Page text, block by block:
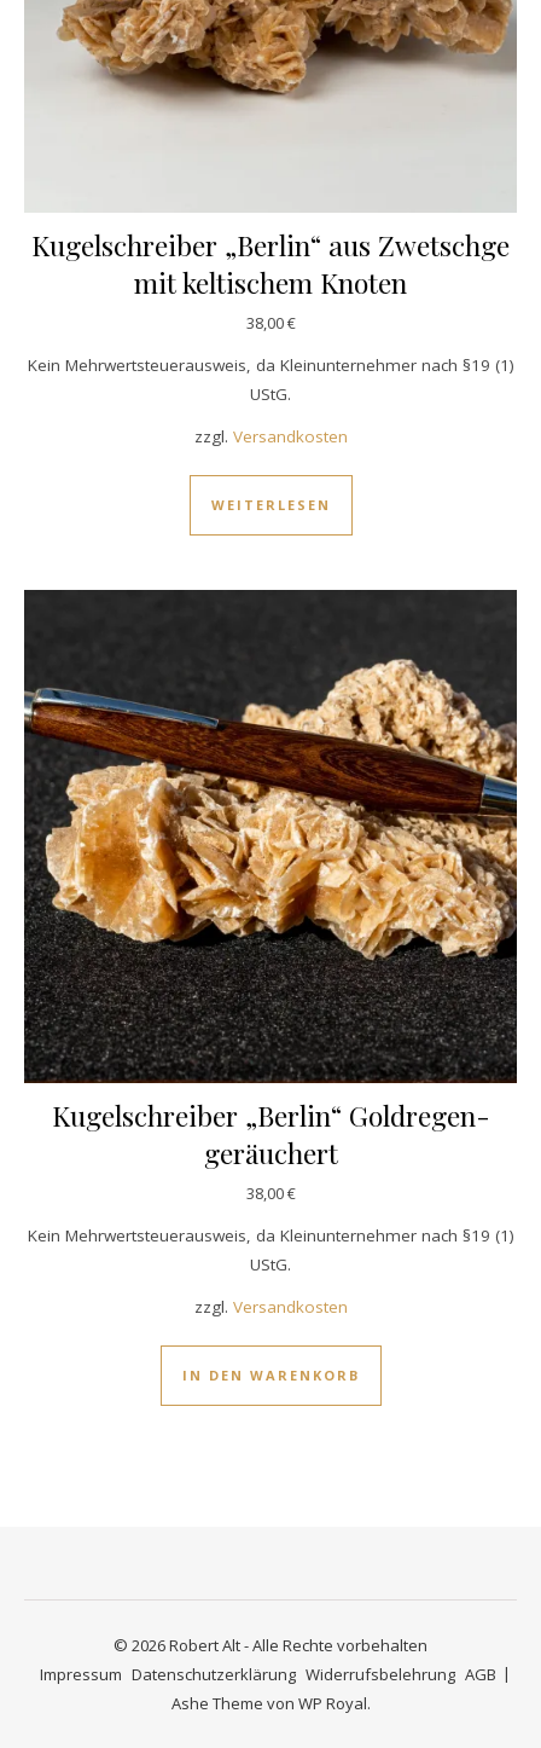
Kugelschreiber „Berlin“ aus Zwetschge
mit keltischem Knoten
38,00€
Kein Mehrwertsteuerausweis, da Kleinunternehmer nach §19 (1)
UStG.
zzgl. Versandkosten
WEITERLESEN
Kugelschreiber „Berlin“ Goldregen-
geräuchert
38,00€
Kein Mehrwertsteuerausweis, da Kleinunternehmer nach §19 (1)
UStG.
zzgl. Versandkosten
IN DEN WARENKORB
© 2026 Robert Alt - Alle Rechte vorbehalten
Impressum Datenschutzerklärung Widerrufsbelehrung AGB
Ashe Theme von WP Royal.